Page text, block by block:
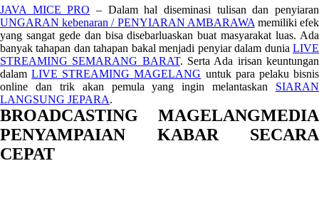
JAVA MICE PRO – Dalam hal diseminasi tulisan dan penyiaran
UNGARAN kebenaran / PENYIARAN AMBARAWA memiliki efek
yang sangat gede dan bisa disebarluaskan buat masyarakat luas. Ada
banyak tahapan dan tahapan bakal menjadi penyiar dalam dunia LIVE
STREAMING SEMARANG BARAT. Serta Ada irisan keuntungan
dalamLIVE STREAMING MAGELANG untuk para pelaku bisnis
online dan trik akan pemula yang ingin melantaskan SIARAN
LANGSUNG JEPARA.
BROADCASTING MAGELANGMEDIA
PENYAMPAIAN KABAR SECARA
CEPAT